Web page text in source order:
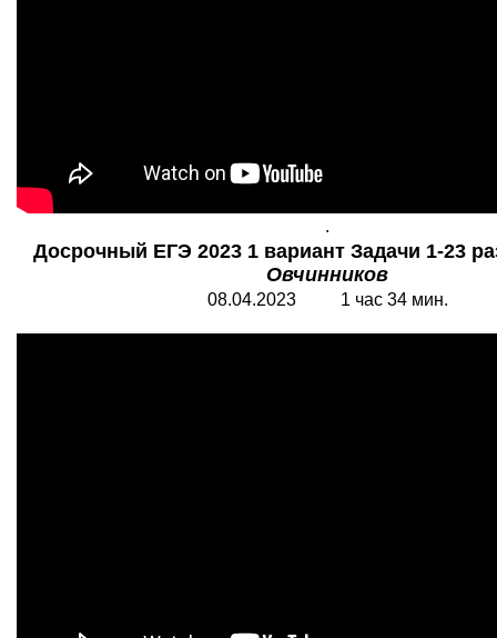
.
Досрочный ЕГЭ 2023 1 вариант Задачи 1-23
Овчинников
08.04.2023 1 час 34 мин.